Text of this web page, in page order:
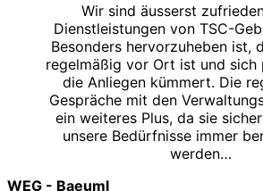
Wir sind äusserst
Dienstleistungen von TSC-
Besonders hervorzuheben ist,
regelmäßig vor Ort ist und sich
die Anliegen kümmert. Die
Gespräche mit den
ein weiteres Plus, da sie
unsere Bedürfnisse immer
werden…
WEG - Baeuml